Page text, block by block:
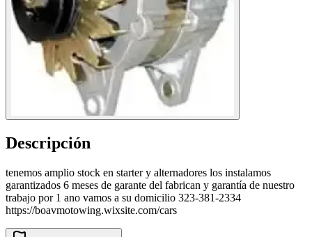
Descripción
tenemos amplio stock en starter y alternadores los instalamos
garantizados 6 meses de garante del fabrican y garantía de nuestro
trabajo por 1 ano vamos a su domicilio 323-381-2334
https://boavmotowing.wixsite.com/cars